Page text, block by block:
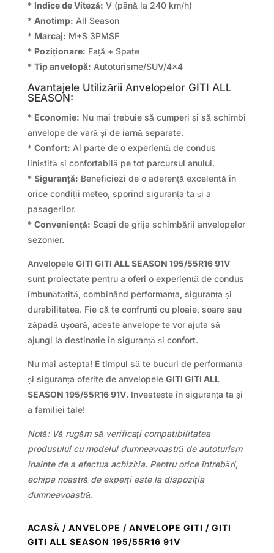
* Indice de Viteză: V (până la 240 km/h)
* Anotimp: All Season
* Marcaj: M+S 3PMSF
* Poziționare: Față + Spate
* Tip anvelopă: Autoturisme/SUV/4×4
Avantajele Utilizării Anvelopelor GITI ALL
SEASON:
* Economie: Nu mai trebuie să cumperi și să schimbi
anvelope de vară și de iarnă separate.
* Confort: Ai parte de o experiență de condus
liniștită și confortabilă pe tot parcursul anului.
* Siguranță: Beneficiezi de o aderență excelentă în
orice condiții meteo, sporind siguranța ta și a
pasagerilor.
* Conveniență: Scapi de grija schimbării anvelopelor
sezonier.
Anvelopele GITI GITI ALL SEASON 195/55R16 91V
sunt proiectate pentru a oferi o experiență de condus
îmbunătățită, combinând performanța, siguranța și
durabilitatea. Fie că te confrunți cu ploaie, soare sau
zăpadă ușoară, aceste anvelope te vor ajuta să
ajungi la destinație în siguranță și confort.
Nu mai astepta! E timpul să te bucuri de performanța
și siguranța oferite de anvelopele GITI GITI ALL
SEASON 195/55R16 91V. Investește în siguranța ta și
a familiei tale!
Notă: Vă rugăm să verificați compatibilitatea
produsului cu modelul dumneavoastră de autoturism
înainte de a efectua achiziția. Pentru orice întrebări,
echipa noastră de experți este la dispoziția
dumneavoastră.
ACASĂ / ANVELOPE / ANVELOPE GITI / GITI
GITI ALL SEASON 195/55R16 91V